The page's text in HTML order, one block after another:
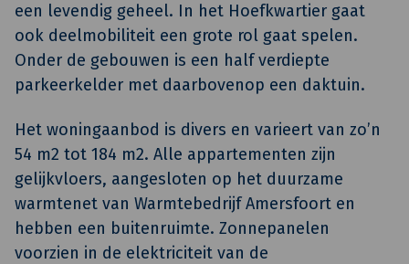
een levendig geheel. In het Hoefkwartier gaat
ook deelmobiliteit een grote rol gaat spelen.
Onder de gebouwen is een half verdiepte
parkeerkelder met daarbovenop een daktuin.
Het woningaanbod is divers en varieert van zo’n
54 m2 tot 184 m2. Alle appartementen zijn
gelijkvloers, aangesloten op het duurzame
warmtenet van Warmtebedrijf Amersfoort en
hebben een buitenruimte. Zonnepanelen
voorzien in de elektriciteit van de